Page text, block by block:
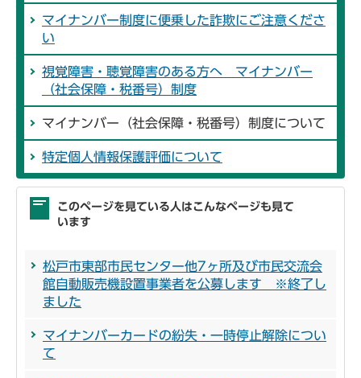
マイナンバー制度に便乗した詐欺にご注意くださ
い
視覚障害・聴覚障害のある方へ マイナンバー
（社会保障・税番号）制度
マイナンバー（社会保障・税番号）制度について
特定個人情報保護評価について
このページを見ている人はこんなページも見て
います
松戸市東部市民センター他7ヶ所及び市民交流会
館自動販売機設置事業者を公募します ※終了し
ました
マイナンバーカードの紛失・一時停止解除につい
て